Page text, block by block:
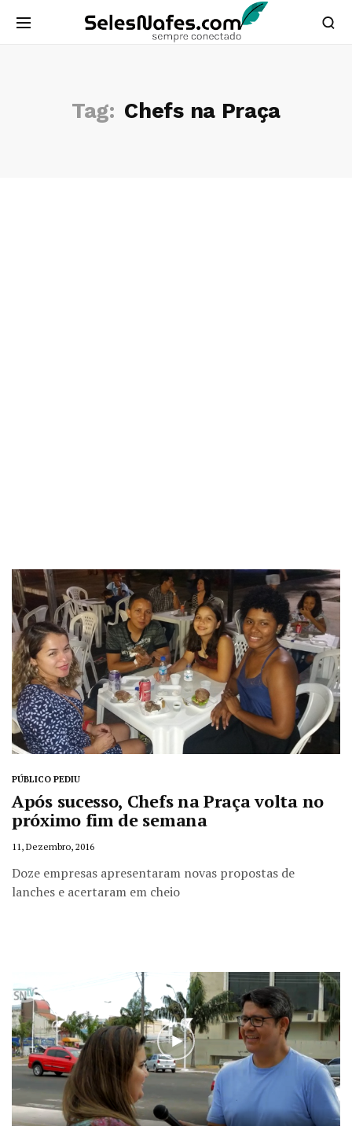
Tag: Chefs na Praça
PÚBLICO PEDIU
Após sucesso, Chefs na Praça volta no
próximo fim de semana
11, Dezembro, 2016
Doze empresas apresentaram novas propostas de
lanches e acertaram em cheio